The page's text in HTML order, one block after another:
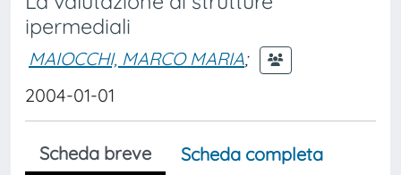
ipermediali
MAIOCCHI, MARCO MARIA;
2004-01-01
Scheda breve
Scheda completa